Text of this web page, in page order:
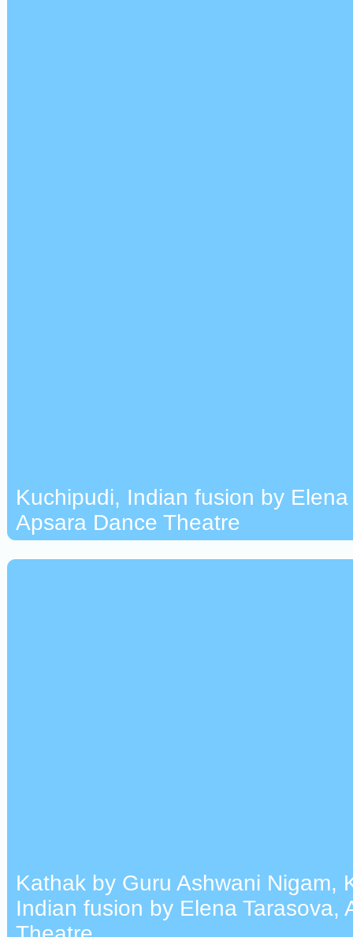
Kuchipudi, Indian fusion by Elena
Apsara Dance Theatre
Kathak by Guru Ashwani Nigam,
Indian fusion by Elena Tarasova,